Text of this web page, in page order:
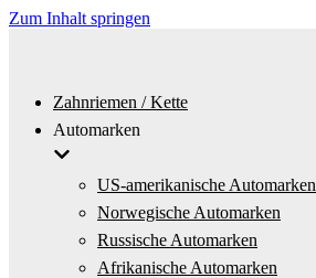
Zum Inhalt springen
Zahnriemen / Kette
Automarken
US-amerikanische Automarken
Norwegische Automarken
Russische Automarken
Afrikanische Automarken